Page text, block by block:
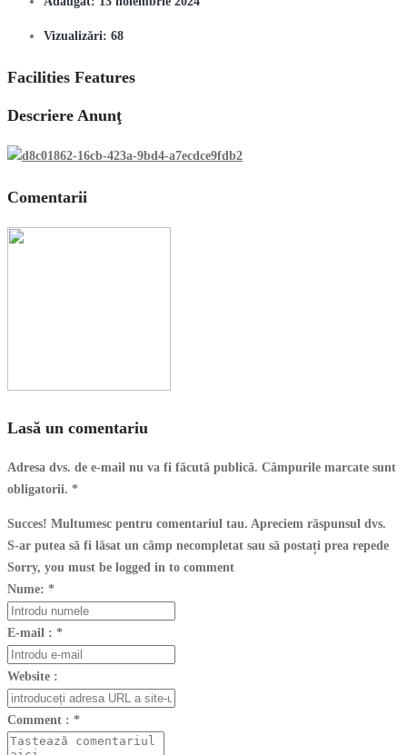
Vizualizări: 68
Facilities Features
Descriere Anunţ
Comentarii
Lasă un comentariu
Adresa dvs. de e-mail nu va fi făcută publică. Câmpurile marcate sunt
obligatorii. *
Succes! Multumesc pentru comentariul tau. Apreciem răspunsul dvs.
S-ar putea să fi lăsat un câmp necompletat sau să postați prea repede
Sorry, you must be logged in to comment
Nume: *
E-mail : *
Website :
Comment : *